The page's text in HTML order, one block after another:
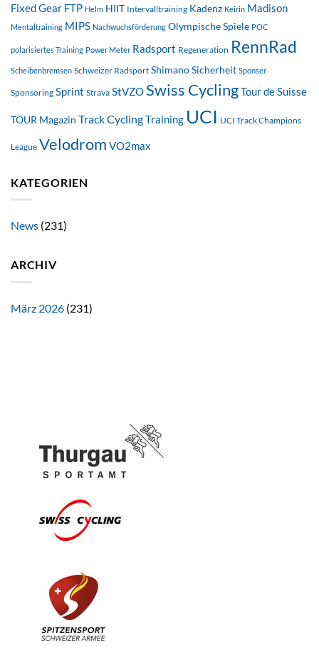
Fixed Gear FTP Helm HIIT Intervalltraining Kadenz Keirin Madison
Mentaltraining MIPS Nachwuchsförderung Olympische Spiele POC
polarisiertes Training Power Meter Radsport Regeneration RennRad
Scheibenbremsen Schweizer Radsport ShimanoSicherheit Sponser
Sponsoring Sprint Strava StVZOSwiss CyclingTour de Suisse
TOUR Magazin Track CyclingTraining UCI UCI Track Champions
League Velodrom VO2max
KATEGORIEN
News (231)
ARCHIV
März 2026 (231)